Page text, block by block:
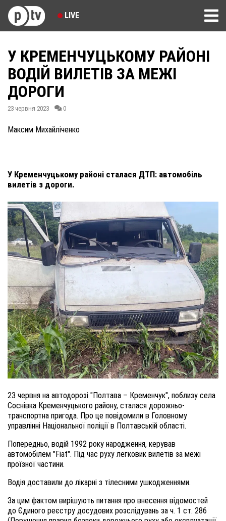
LIVE
У КРЕМЕНЧУЦЬКОМУ РАЙОНІ
ВОДІЙ ВИЛЕТІВ ЗА МЕЖІ
ДОРОГИ
23 червня 2023 0
Максим Михайліченко
У Кременчуцькому районі сталася ДТП: автомобіль
вилетів з дороги.
23 червня на автодорозі "Полтава – Кременчук", поблизу села
Соснівка Кременчуцького району, сталася дорожньо-
транспортна пригода. Про це повідомили в Головному
управлінні Національної поліції в Полтавській області.
Попередньо, водій 1992 року народження, керував
автомобілем "Fiat". Під час руху легковик вилетів за межі
проїзної частини.
Водія доставили до лікарні з тілесними ушкодженнями.
За цим фактом вирішують питання про внесення відомостей
до Єдиного реєстру досудових розслідувань за ч. 1 ст. 286